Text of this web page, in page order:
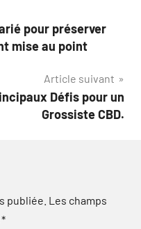
pour préserver
mise au point
Article suivant
Défis pour un
Grossiste CBD.
publiée. Les champs
*